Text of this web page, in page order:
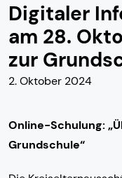
Digitaler
am 28.
zur
2. Oktober 2024
Online-Schulung:
Grundschule“